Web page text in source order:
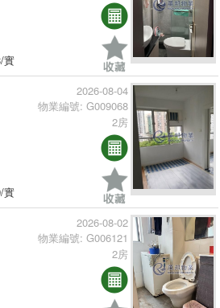
實
實
2026-08-04
物業編號: G009068
2房
2026-08-02
物業編號: G006121
2房